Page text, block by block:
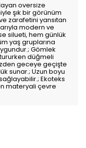
oversize
şık bir görünüm
zarafetini yansıtan
modern ve
silueti, hem günlük
yaş gruplarına
Gömlek
düğmeli
geceye geçişte
sunar.; Uzun boyu
Ekoteks
materyali çevre